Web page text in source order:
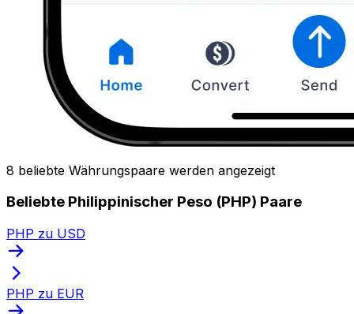
8 beliebte Währungspaare werden angezeigt
Beliebte Philippinischer Peso (PHP) Paare
PHP zu USD
PHP zu EUR